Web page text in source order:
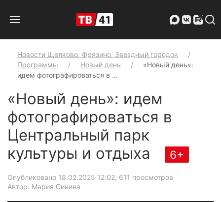
Новости Щелково, Фрязино, Звездный городок
Программы
Новый день
«Новый день»:
идем фотографироваться в …
«Новый день»: идем
фотографироваться в
Центральный парк
культуры и отдыха
6+
Опубликовано 18.02.2025 12:02, 611 просмотров
Автор: Мария Синина